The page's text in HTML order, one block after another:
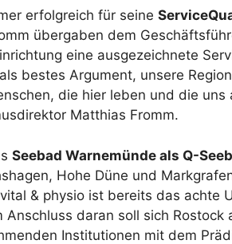
erfolgreich für seine
übergaben dem
eine ausgezeichnete
bestes Argument, unsere
die hier leben und die uns
Matthias Fromm.
Seebad Warnemünde als Q-
Hohe Düne und
& physio ist bereits das achte
Anschluss daran soll sich
Institutionen mit dem